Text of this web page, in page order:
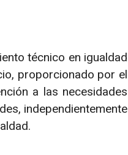
técnico en igualdad
proporcionado por el
a las necesidades
independientemente